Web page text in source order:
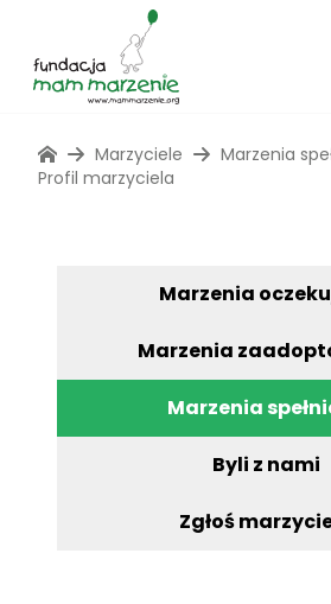
Marzyciele
Marzenia
Profil marzyciela
Marzenia
Marzenia
Marzenia
Byli z nami
Zgłoś